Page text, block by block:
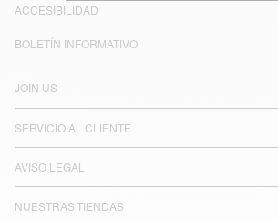
ACCESIBILIDAD
JOIN US
SERVICIO AL CLIENTE
AVISO LEGAL
NUESTRAS TIENDAS
BOLETÍN INFORMATIVO